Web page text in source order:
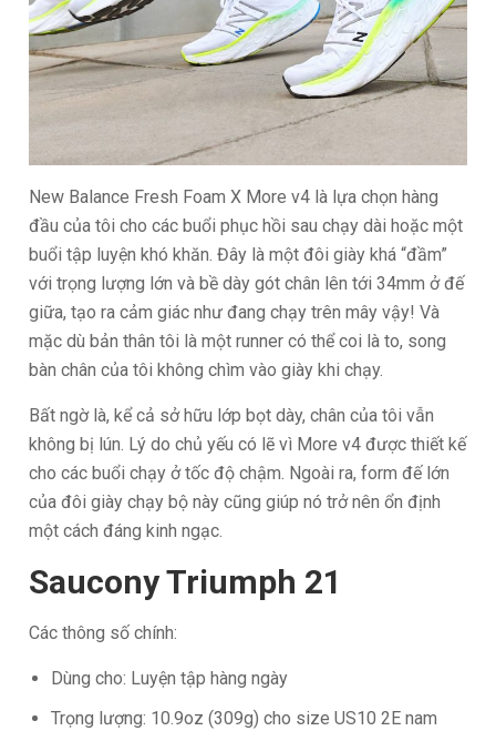
New Balance Fresh Foam X More v4 là lựa chọn hàng
đầu của tôi cho các buổi phục hồi sau chạy dài hoặc một
buổi tập luyện khó khăn. Đây là một đôi giày khá “đầm”
với trọng lượng lớn và bề dày gót chân lên tới 34mm ở đế
giữa, tạo ra cảm giác như đang chạy trên mây vậy! Và
mặc dù bản thân tôi là một runner có thể coi là to, song
bàn chân của tôi không chìm vào giày khi chạy.
Bất ngờ là, kể cả sở hữu lớp bọt dày, chân của tôi vẫn
không bị lún. Lý do chủ yếu có lẽ vì More v4 được thiết kế
cho các buổi chạy ở tốc độ chậm. Ngoài ra, form đế lớn
của đôi giày chạy bộ này cũng giúp nó trở nên ổn định
một cách đáng kinh ngạc.
Saucony Triumph 21
Các thông số chính:
Dùng cho: Luyện tập hàng ngày
Trọng lượng: 10.9oz (309g) cho size US10 2E nam